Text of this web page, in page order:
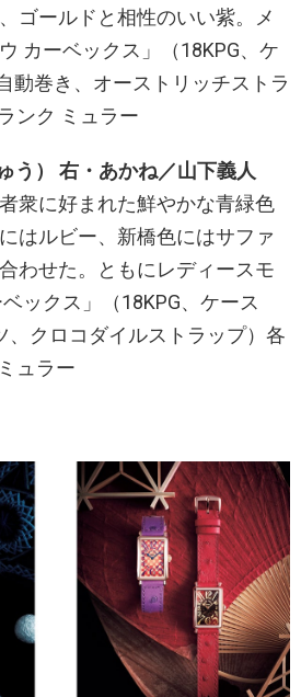
ゴールドと相性のいい紫。メ
カーベックス」（18KPG、ケ
動巻き、オーストリッチストラ
ンク ミュラー
う） 右・あかね／山下義人
衆に好まれた鮮やかな青緑色
はルビー、新橋色にはサファ
わせた。ともにレディースモ
ックス」（18KPG、ケース
、クロコダイルストラップ）各
ュラー